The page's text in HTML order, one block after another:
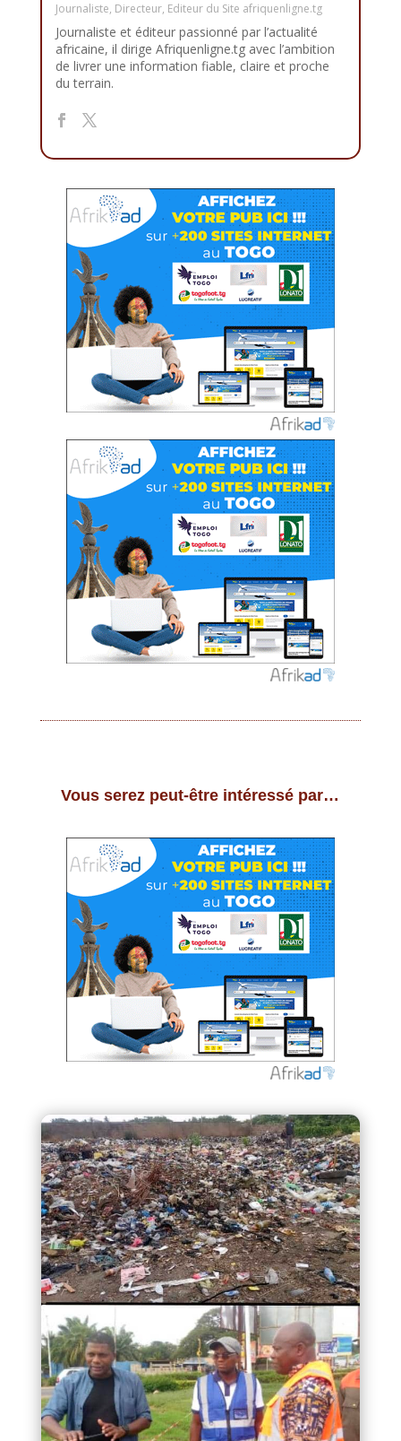
Journaliste, Directeur, Editeur du Site afriquenligne.tg
Journaliste et éditeur passionné par l’actualité
africaine, il dirige Afriquenligne.tg avec l’ambition
de livrer une information fiable, claire et proche
du terrain.
Vous serez peut-être intéressé par…